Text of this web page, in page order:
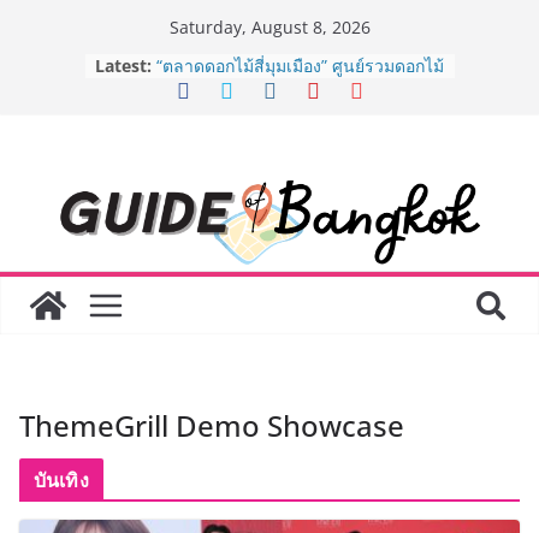
Saturday, August 8, 2026
Latest: BEDO เดินหน้าจัดกิจกรรมเจรจาธุรกิจ
“BIO TRADE CONNECT 2026” ยก
สด ดอกไม้ประดิษฐ์ พวงมาลัย และสังฆ
ภัณฑ์ครบวงจร ขอเชิญเลือกซื้อมาลัย
และของขวัญต้อนรับวันแม่ เปิดให้
บริการทุกวันตลอด 24 ชั่วโมง
Guangzhou Yinghao School เผยวิสัย
ประเทศ จัดประชุมใหญ่แห่งปี พบ CEO
AirAsia X SEE FAH พันธมิตรทางธุรกิจ
ยาวนานกว่า 20 ปี ต่อยอดเสิร์ฟความ
ThemeGrill Demo Showcase
บันเทิง